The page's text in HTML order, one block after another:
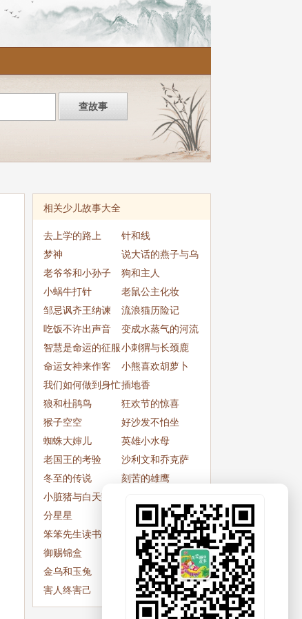
相关少儿故事大全
去上学的路上
针和线
梦神
说大话的燕子与乌
鸦
老爷爷和小孙子
狗和主人
小蜗牛打针
老鼠公主化妆
邹忌讽齐王纳谏
流浪猫历险记
吃饭不许出声音
变成水蒸气的河流
智慧是命运的征服
者
小刺猬与长颈鹿
命运女神来作客
小熊喜欢胡萝卜
我们如何做到身忙
而心不忙
插地香
狼和杜鹃鸟
狂欢节的惊喜
猴子空空
好沙发不怕坐
蜘蛛大婶儿
英雄小水母
老国王的考验
沙利文和乔克萨
冬至的传说
刻苦的雄鹰
小脏猪与白天鹅
分星星
奇妙的报警
笨笨先生读书记
空中大旅店
御赐锦盒
射手座星座传说
金乌和玉兔
小花狗开果店
害人终害己
商人,贵族,牧人和